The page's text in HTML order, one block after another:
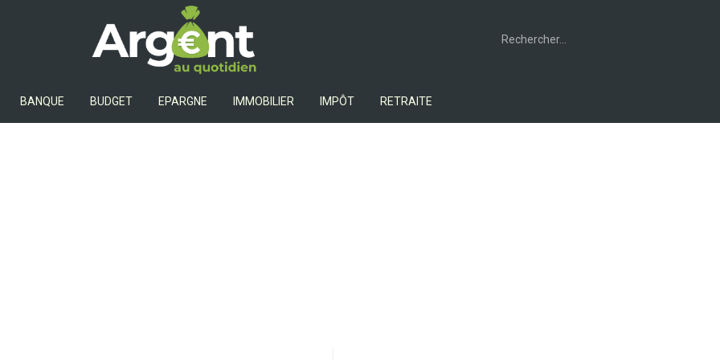
Argent Au Quotidien
Rechercher :
BANQUE BUDGET EPARGNE IMMOBILIER IMPÔT RETRAITE